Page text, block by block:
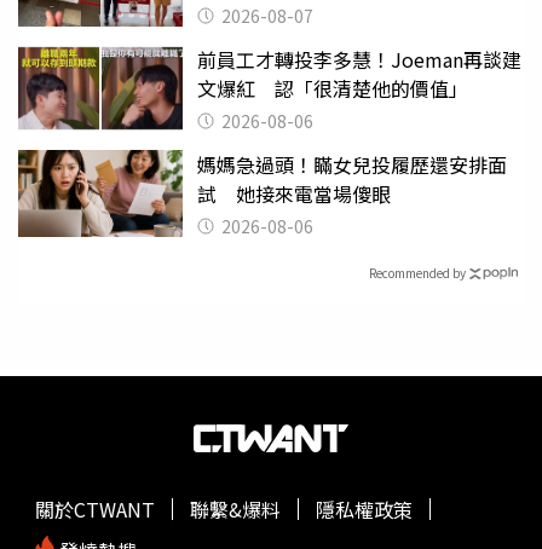
2026-08-07
前員工才轉投李多慧！Joeman再談建
文爆紅 認「很清楚他的價值」
2026-08-06
媽媽急過頭！瞞女兒投履歷還安排面
試 她接來電當場傻眼
2026-08-06
Recommended by
關於CTWANT 聯繫&爆料
隱私權政策